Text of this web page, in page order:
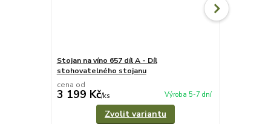
Stojan na víno 657 díl A - Díl
stohovatelného stojanu
cena od
3 199 Kč/ks Výroba 5-7 dní
Zvolit variantu